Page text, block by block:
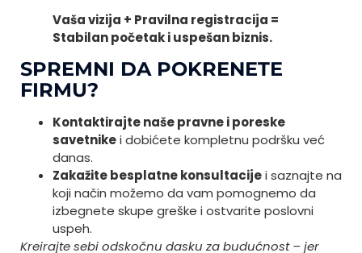
Vaša vizija + Pravilna registracija =
Stabilan početak i uspešan biznis.
SPREMNI DA POKRENETE
FIRMU?
Kontaktirajte naše pravne i poreske
savetnikei dobićete kompletnu podršku već
danas.
Zakažite besplatne konsultacijei saznajte na
koji način možemo da vam pomognemo da
izbegnete skupe greške i ostvarite poslovni
uspeh.
Kreirajte sebi odskočnu dasku za budućnost – jer